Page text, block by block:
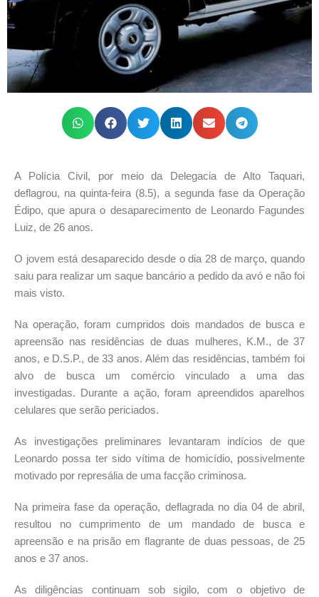
A Polícia Civil, por meio da Delegacia de Alto Taquari,
deflagrou, na quinta-feira (8.5), a segunda fase da Operação
Édipo, que apura o desaparecimento de Leonardo Fagundes
Luiz, de 26 anos.
O jovem está desaparecido desde o dia 28 de março, quando
saiu para realizar um saque bancário a pedido da avó e não foi
mais visto.
Na operação, foram cumpridos dois mandados de busca e
apreensão nas residências de duas mulheres, K.M., de 37
anos, e D.S.P., de 33 anos. Além das residências, também foi
alvo de busca um comércio vinculado a uma das
investigadas. Durante a ação, foram apreendidos aparelhos
celulares que serão periciados.
As investigações preliminares levantaram indícios de que
Leonardo possa ter sido vítima de homicídio, possivelmente
motivado por represália de uma facção criminosa.
Na primeira fase da operação, deflagrada no dia 04 de abril,
resultou no cumprimento de um mandado de busca e
apreensão e na prisão em flagrante de duas pessoas, de 25
anos e 37 anos.
As diligências continuam sob sigilo, com o objetivo de